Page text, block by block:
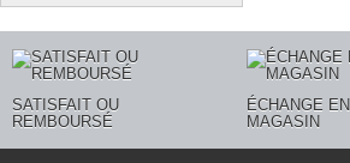
SATISFAIT OU
REMBOURSÉ
ÉCHANGE EN
MAGASIN